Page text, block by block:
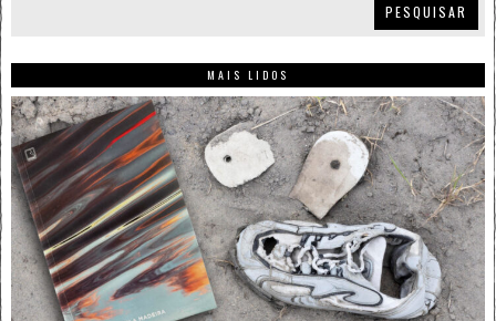
PESQUISAR
MAIS LIDOS